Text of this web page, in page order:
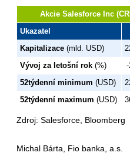
Akcie Salesforce Inc
Ukazatel
Kapitalizace (mld. USD)
Vývoj za letošní rok (%)
52týdenní minimum (USD)
52týdenní maximum (USD)
Zdroj: Salesforce, Bloomberg
Michal Bárta, Fio banka, a.s.